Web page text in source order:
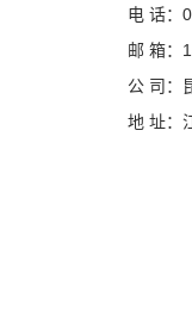
电 话：
邮 箱：
公 司：
地 址：